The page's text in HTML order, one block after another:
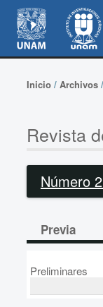
Inicio/ Archivos/
Revista
Número
Previa
Preliminares